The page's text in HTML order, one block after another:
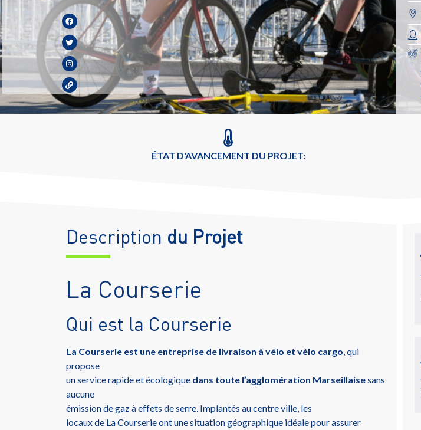
ÉTAT D'AVANCEMENT DU PROJET:
Description du Projet
La Courserie
Qui est la Courserie
La Courserie est une entreprise de livraison à vélo et vélo cargo, qui
propose
un service rapide et écologique dans toute l’agglomération Marseillaisesans
aucune
émission de gaz à effets de serre. Implantés au centre ville, les
locaux de La Courserie ont une situation géographique idéale pour assurer